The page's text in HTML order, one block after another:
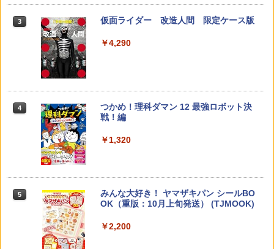
3
カウンセリングとは何か 変化するという
4
「ことばで伝える」ができない子どもた
ち 誰が〈ことばの力〉を育てるのか
￥1,870
5
ゼロからわかる！ みるみる図形に強く
なるマンガ
￥1,430
【くもん出版公式特別セット】くもん出
版(KUMON PUBLISHING) くもんの日本
￥4,046
Amazon Fire HD 10 キッズプロ (10イン
ンツが1年間使い放題
￥26,980
3 仮面ライダー 改造人間 限定ケース版
￥4,290
4
つかめ！理科ダマン 12 最強ロボット決
戦！編
￥1,320
5
みんな大好き！ ヤマザキパン シールBO
OK（重版：10月上旬発送） (TJMOOK)
￥2,200